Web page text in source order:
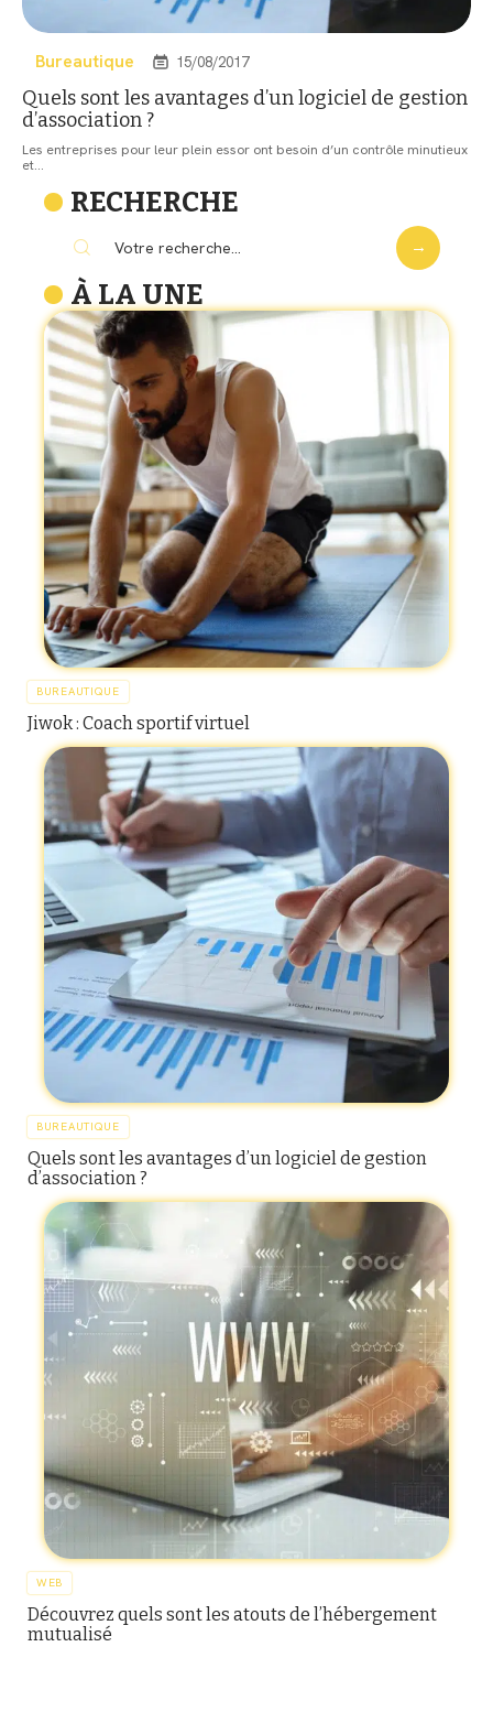
Bureautique 15/08/2017
Quels sont les avantages d’un logiciel de gestion
d’association ?
Les entreprises pour leur plein essor ont besoin d’un contrôle minutieux
et…
RECHERCHE
À LA UNE
BUREAUTIQUE
Jiwok : Coach sportif virtuel
BUREAUTIQUE
Quels sont les avantages d’un logiciel de gestion
d’association ?
WEB
Découvrez quels sont les atouts de l’hébergement
mutualisé